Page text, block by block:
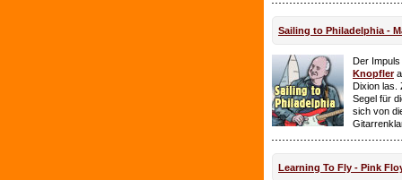
Sailing to Philadelphia -
Der
Knopfler
Dixion las.
Segel für
sich von
Learning To Fly - Pink